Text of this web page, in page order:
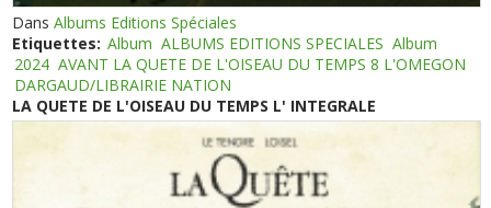
DansAlbums Editions Spéciales
Etiquettes: Album ALBUMS EDITIONS SPECIALES Album
2024 AVANT LA QUETE DE L'OISEAU DU TEMPS 8 L'OMEGON
DARGAUD/LIBRAIRIE NATION
LA QUETE DE L'OISEAU DU TEMPS L' INTEGRALE